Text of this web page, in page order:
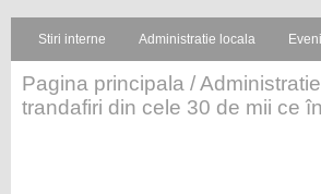
Stiri interne Administratie locala
Pagina principala /
trandafiri din cele 30 de mii ce